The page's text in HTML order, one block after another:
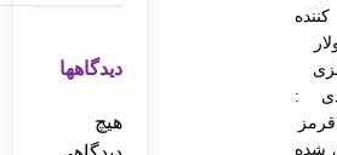
:
شده
دیدگاهها
هیچ